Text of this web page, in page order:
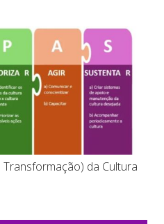
da Cultura